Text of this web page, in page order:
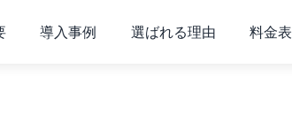
導入事例 選ばれる理由 料金表